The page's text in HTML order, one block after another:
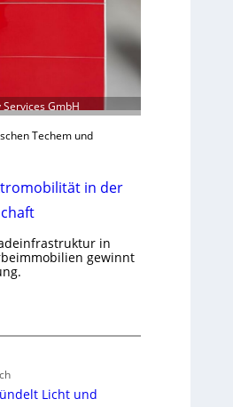
GmbH
Techem und
in der
in
gewinnt
Licht und